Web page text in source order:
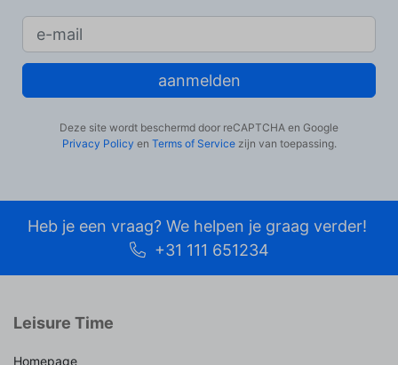
aanmelden
Deze site wordt beschermd door reCAPTCHA en Google
Privacy Policy en Terms of Servicezijn van toepassing.
Heb je een vraag? We helpen je graag verder!
+31 111 651234
Leisure Time
Homepage